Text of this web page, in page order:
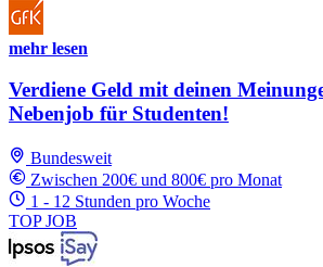
mehr lesen
Verdiene Geld mit deinen
Nebenjob für Studenten!
Bundesweit
Zwischen 200€ und 800€ pro Monat
1 - 12 Stunden pro Woche
TOP JOB